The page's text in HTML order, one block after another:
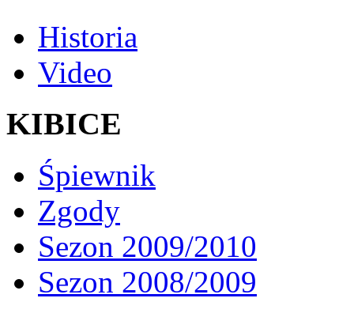
Historia
Video
KIBICE
Śpiewnik
Zgody
Sezon 2009/2010
Sezon 2008/2009